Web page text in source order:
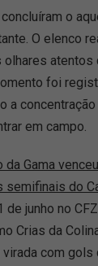
o
O elenco
atentos
foi
a
em campo.
Gama
semifinais do
de junho no
Crias da
com gols